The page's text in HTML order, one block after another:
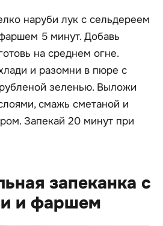
наруби лук с сельдереем
5 минут. Добавь
на среднем огне.
и разомни в пюре с
зеленью. Выложи
смажь сметаной и
Запекай 20 минут при
запеканка с
и фаршем